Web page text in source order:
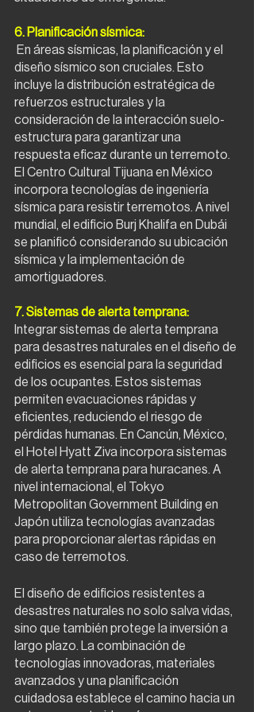
6. Planificación sísmica:
En áreas sísmicas, la planificación y el
diseño sísmico son cruciales. Esto
incluye la distribución estratégica de
refuerzos estructurales y la
consideración de la interacción suelo-
estructura para garantizar una
respuesta eficaz durante un terremoto.
El Centro Cultural Tijuana en México
incorpora tecnologías de ingeniería
sísmica para resistir terremotos. A nivel
mundial, el edificio Burj Khalifa en Dubái
se planificó considerando su ubicación
sísmica y la implementación de
amortiguadores.
7. Sistemas de alerta temprana:
Integrar sistemas de alerta temprana
para desastres naturales en el diseño de
edificios es esencial para la seguridad
de los ocupantes. Estos sistemas
permiten evacuaciones rápidas y
eficientes, reduciendo el riesgo de
pérdidas humanas. En Cancún, México,
el Hotel Hyatt Ziva incorpora sistemas
de alerta temprana para huracanes. A
nivel internacional, el Tokyo
Metropolitan Government Building en
Japón utiliza tecnologías avanzadas
para proporcionar alertas rápidas en
caso de terremotos.
El diseño de edificios resistentes a
desastres naturales no solo salva vidas,
sino que también protege la inversión a
largo plazo. La combinación de
tecnologías innovadoras, materiales
avanzados y una planificación
cuidadosa establece el camino hacia un